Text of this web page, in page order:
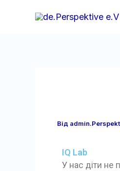
Від
IQ Lab
У нас діти не